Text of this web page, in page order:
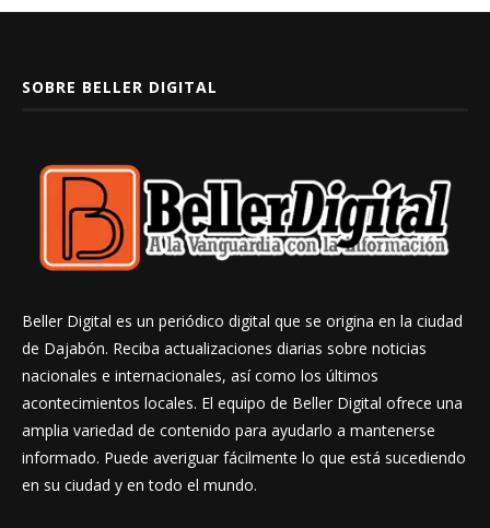
SOBRE BELLER DIGITAL
Beller Digital es un periódico digital que se origina en la ciudad
de Dajabón. Reciba actualizaciones diarias sobre noticias
nacionales e internacionales, así como los últimos
acontecimientos locales. El equipo de Beller Digital ofrece una
amplia variedad de contenido para ayudarlo a mantenerse
informado. Puede averiguar fácilmente lo que está sucediendo
en su ciudad y en todo el mundo.